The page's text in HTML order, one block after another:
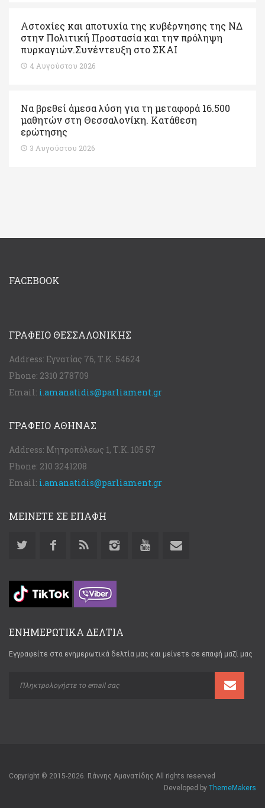
Αστοχίες και αποτυχία της κυβέρνησης της ΝΔ
στην Πολιτική Προστασία και την πρόληψη
πυρκαγιών.Συνέντευξη στο ΣΚΑΙ
4 Αυγούστου 2026
Να βρεθεί άμεσα λύση για τη μεταφορά 16.500
μαθητών στη Θεσσαλονίκη. Κατάθεση
ερώτησης
3 Αυγούστου 2026
FACEBOOK
ΓΡΑΦΕΊΟ ΘΕΣΣΑΛΟΝΊΚΗΣ
Address: Εγνατίας 76, Τ.Κ. 54624
Phone: 2310 278709
Email: i.amanatidis@parliament.gr
ΓΡΑΦΕΊΟ ΑΘΉΝΑΣ
Address: Μητροπόλεως 1, Τ.Κ. 105 57
Phone: 210 3241208
Email: i.amanatidis@parliament.gr
ΜΕΙΝΕΤΕ ΣΕ ΕΠΑΦΗ
ΕΝΗΜΕΡΩΤΙΚΑ ΔΕΛΤΙΑ
Εγγραφείτε στα ενημερωτικά δελτία μας και μείνετε σε επαφή μαζί μας
Copyright © 2015-2026. Γιάννης Αμανατίδης All rights reserved
Developed by ThemeMakers